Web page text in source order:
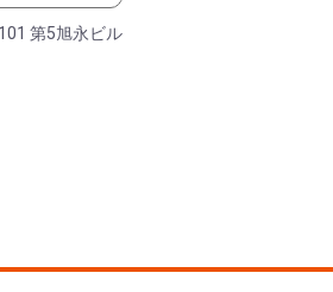
第5旭永ビル